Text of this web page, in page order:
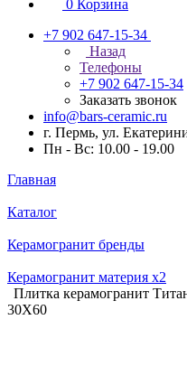
0 Корзина
+7 902 647-15-34
Назад
Телефоны
+7 902 647-15-34
Заказать звонок
info@bars-ceramic.ru
г. Пермь, ул.
Пн - Вс: 10.00 - 19.00
Главная
Каталог
Керамогранит бренды
Керамогранит материя x2
Плитка керамогранит
30X60